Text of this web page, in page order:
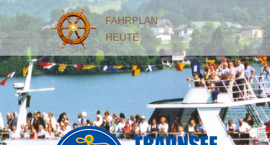
FAHRPLAN
HEUTE